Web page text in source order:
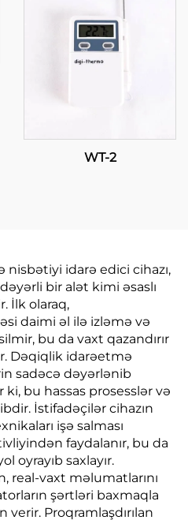
WT-2
idarə edici cihazı,
bir alət kimi əsaslı
İlk olaraq,
daimi əl ilə izləmə və
bu da vaxt qazandırır
Dəqiqlik idarəetmə
sadəcə dəyərlənib
ki, bu hassas prosesslər və
İstifadəçilər cihazın
işə salması
faydalanır, bu da
oyrayıb saxlayır.
real-vaxt məlumatlarını
şərtləri baxmaqla
Proqramlaşdırılan